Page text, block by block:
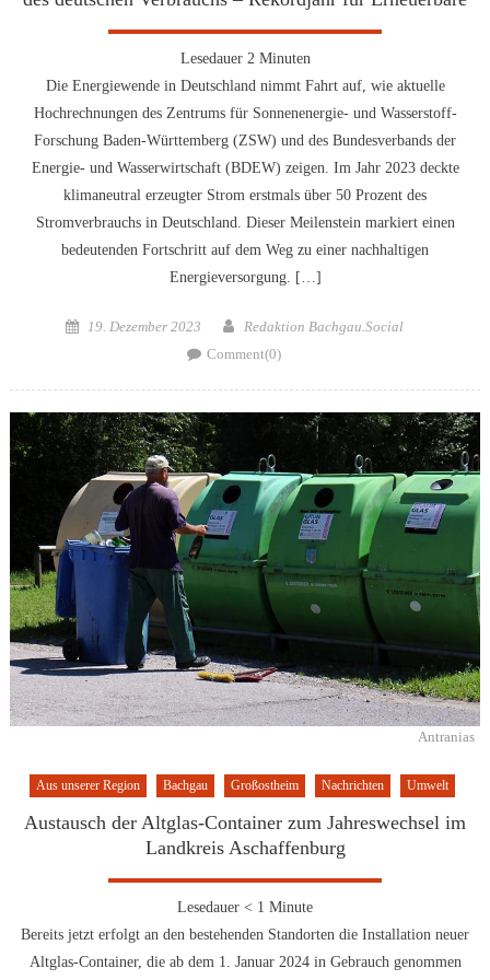
Lesedauer 2 Minuten
Die Energiewende in Deutschland nimmt Fahrt auf, wie aktuelle
Hochrechnungen des Zentrums für Sonnenenergie- und Wasserstoff-
Forschung Baden-Württemberg (ZSW) und des Bundesverbands der
Energie- und Wasserwirtschaft (BDEW) zeigen. Im Jahr 2023 deckte
klimaneutral erzeugter Strom erstmals über 50 Prozent des
Stromverbrauchs in Deutschland. Dieser Meilenstein markiert einen
bedeutenden Fortschritt auf dem Weg zu einer nachhaltigen
Energieversorgung. […]
Posted
19. Dezember 2023 Author
Redaktion Bachgau.Social
Comment(0)
Antranias
Aus unserer Region Bachgau Großostheim Nachrichten Umwelt
Austausch der Altglas-Container zum Jahreswechsel im
Landkreis Aschaffenburg
Lesedauer < 1 Minute
Bereits jetzt erfolgt an den bestehenden Standorten die Installation neuer
Altglas-Container, die ab dem 1. Januar 2024 in Gebrauch genommen